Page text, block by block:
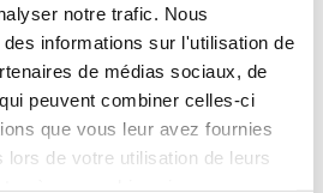
notre trafic. Nous
informations sur l'utilisation de
de médias sociaux, de
peuvent combiner celles-ci
que vous leur avez fournies
lors de votre utilisation de leurs
d’une vidéo et seront invitées en
de l’Aéronautique et de l’Espace
souligné Marie-Laure Haegy,
16 janvier